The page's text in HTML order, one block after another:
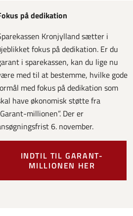
på dedikation
Kronjylland sætter i
fokus på dedikation. Er du
i sparekassen, kan du lige nu
med til at bestemme, hvilke gode
med fokus på dedikation som
have økonomisk støtte fra
millionen”. Der er
6. november.
INDTIL TIL GARANT-
MILLIONEN HER